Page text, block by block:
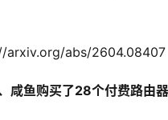
arxiv.org/abs/2604.08407
咸鱼购买了28个付费路由